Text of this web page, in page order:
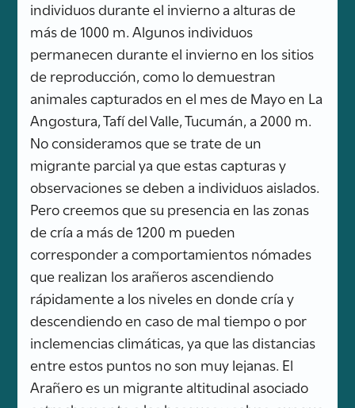
individuos durante el invierno a alturas de
más de 1000 m. Algunos individuos
permanecen durante el invierno en los sitios
de reproducción, como lo demuestran
animales capturados en el mes de Mayo en La
Angostura, Tafí del Valle, Tucumán, a 2000 m.
No consideramos que se trate de un
migrante parcial ya que estas capturas y
observaciones se deben a individuos aislados.
Pero creemos que su presencia en las zonas
de cría a más de 1200 m pueden
corresponder a comportamientos nómades
que realizan los arañeros ascendiendo
rápidamente a los niveles en donde cría y
descendiendo en caso de mal tiempo o por
inclemencias climáticas, ya que las distancias
entre estos puntos no son muy lejanas. El
Arañero es un migrante altitudinal asociado